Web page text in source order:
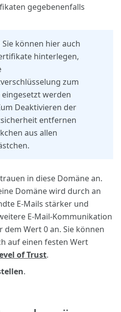
gegebenenfalls
Sie können hier auch
hinterlegen,
zum
eingesetzt werden
Deaktivieren der
entfernen
aus allen
in diese Domäne an.
Domäne wird durch an
E-Mails stärker und
E-Mail-Kommunikation
dem Wert 0 an. Sie können
auf einen festen Wert
of Trust.
.